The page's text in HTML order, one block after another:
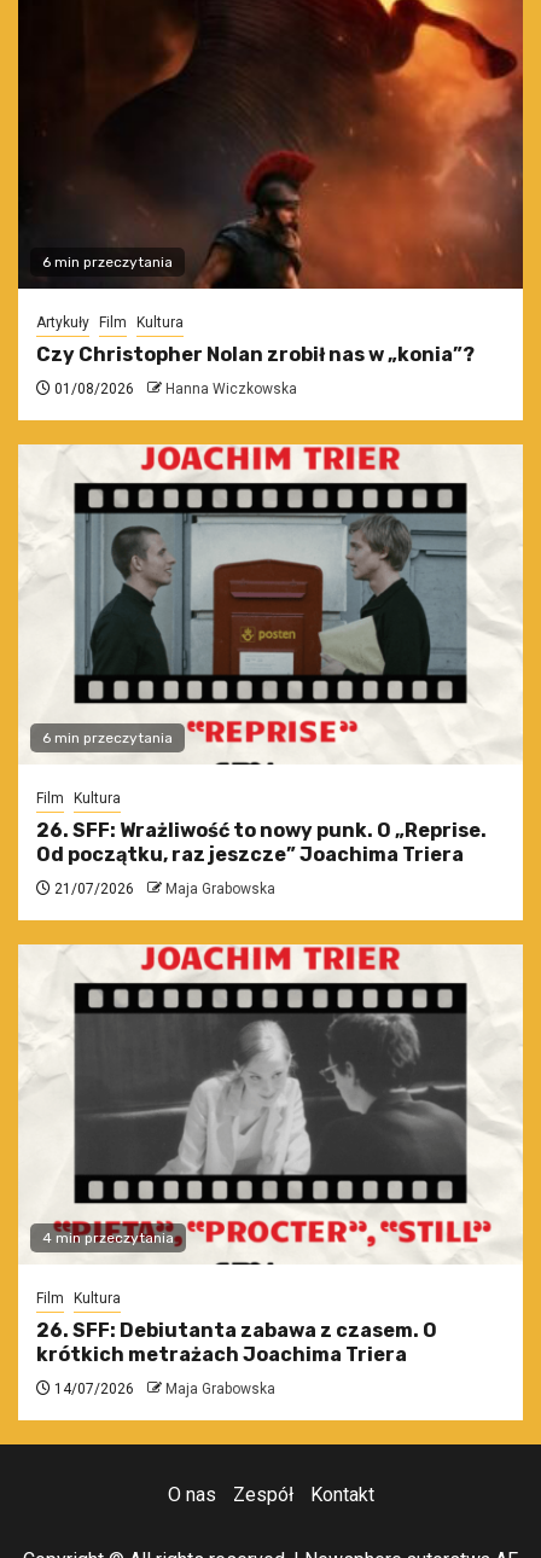
6 min przeczytania
Artykuły Film Kultura
Czy Christopher Nolan zrobił nas w „konia”?
01/08/2026 Hanna Wiczkowska
6 min przeczytania
Film Kultura
26. SFF: Wrażliwość to nowy punk. O „Reprise.
Od początku, raz jeszcze” Joachima Triera
21/07/2026 Maja Grabowska
4 min przeczytania
Film Kultura
26. SFF: Debiutanta zabawa z czasem. O
krótkich metrażach Joachima Triera
14/07/2026 Maja Grabowska
O nas Zespół Kontakt